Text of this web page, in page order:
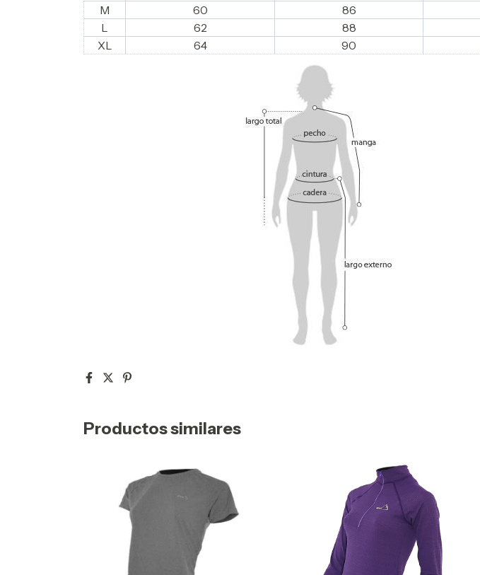
M
60 86
L
62 88
XL
64 90
Productos similares